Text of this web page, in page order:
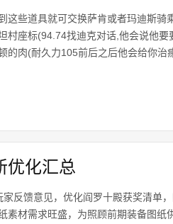
这些道具就可交换萨肯或者玛迪斯
村座标(94.74找迪克对话,他会说他
的肉(耐久力105前后之后他会给你治
优化汇总
家反馈意见，优化阎罗十殿获奖清单
素材需求旺盛，为照顾前期装备图纸